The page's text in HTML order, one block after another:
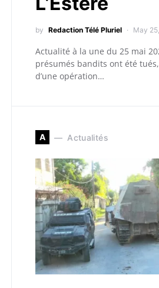
by Redaction Télé Pluriel May
Actualité à la une du 25 mai
présumés bandits ont été
d’une opération…
A Actualités